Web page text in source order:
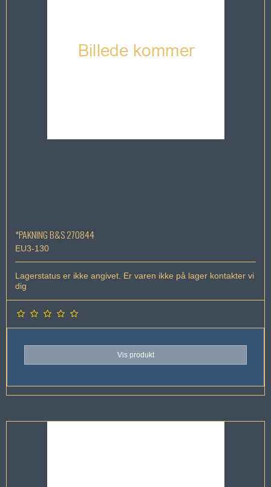
*PAKNING B&S 270844
EU3-130
Lagerstatus er ikke angivet. Er varen ikke på lager kontakter vi
dig
Vis produkt